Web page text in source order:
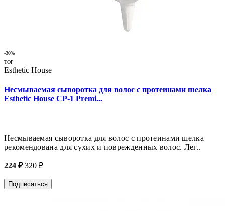
-30%
TOP
Esthetic House
Несмываемая сыворотка для волос с протеинами шелка
Esthetic House CP-1 Premi...
Несмываемая сыворотка для волос с протеинами шелка
рекомендована для сухих и поврежденных волос. Лег..
224 ₽ 320 ₽
Подписаться